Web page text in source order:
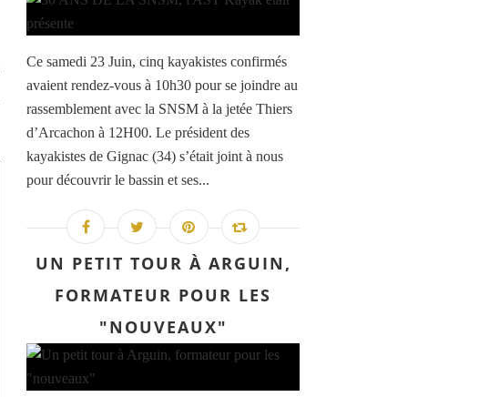
Ce samedi 23 Juin, cinq kayakistes confirmés
avaient rendez-vous à 10h30 pour se joindre au
rassemblement avec la SNSM à la jetée Thiers
d’Arcachon à 12H00. Le président des
kayakistes de Gignac (34) s’était joint à nous
pour découvrir le bassin et ses...
UN PETIT TOUR À ARGUIN,
FORMATEUR POUR LES
"NOUVEAUX"